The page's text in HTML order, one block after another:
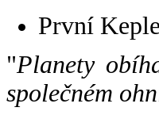
První
"Planety
společném